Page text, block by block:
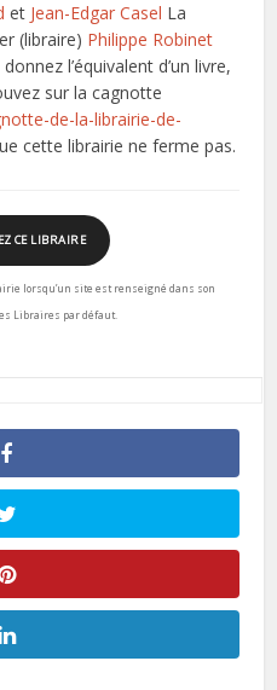
et Jean-Edgar Casel La
(libraire) Philippe Robinet
l’équivalent d’un livre,
sur la cagnotte
de-la-librairie-de-
cette librairie ne ferme pas.
CE LIBRAIRE
lorsqu’un site est renseigné dans son
Libraires par défaut.